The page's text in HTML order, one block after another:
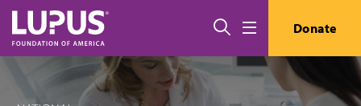
Pasar al contenido principal
Buscar Donate